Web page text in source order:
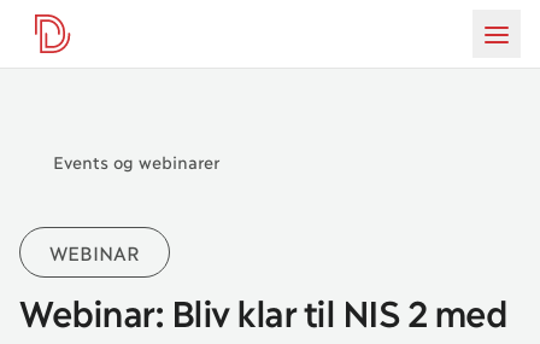
D-mærket
da
Events og webinarer
WEBINAR
Webinar: Bliv klar til NIS 2 med